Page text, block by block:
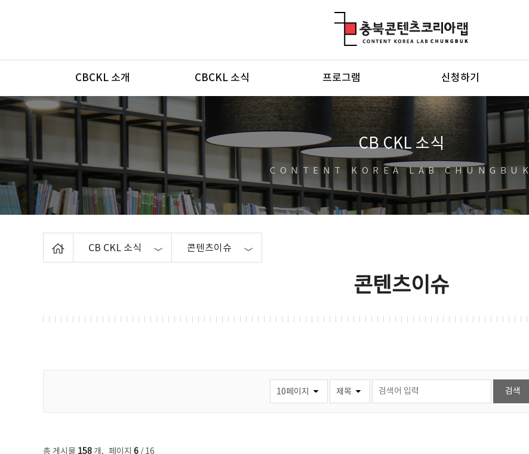
메뉴
CBCKL 소개 CBCKL 소식 프로그램 신청하기
CB CKL 소식
CONTENT KOREA LAB CHUNGBUK
CB CKL 소식 콘텐츠이슈
콘텐츠이슈
총 게시물 158 개, 페이지 6 / 16